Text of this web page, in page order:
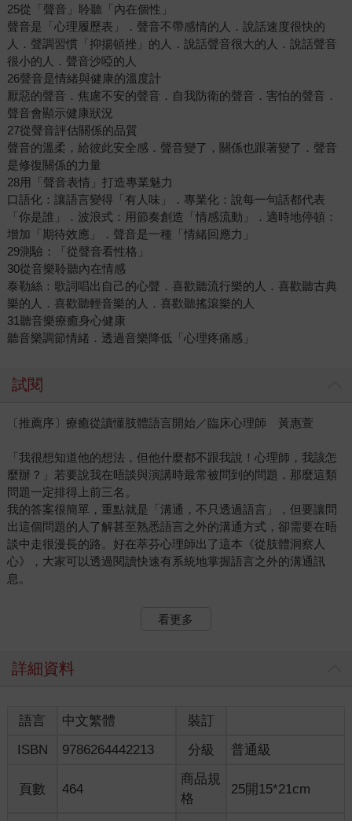
25從「聲音」聆聽「內在個性」
聲音是「心理履歷表」．聲音不帶感情的人．說話速度很快的
人．聲調習慣「抑揚頓挫」的人．說話聲音很大的人．說話聲音
很小的人．聲音沙啞的人
26聲音是情緒與健康的溫度計
厭惡的聲音．焦慮不安的聲音．自我防衛的聲音．害怕的聲音．
聲音會顯示健康狀況
27從聲音評估關係的品質
聲音的溫柔，給彼此安全感．聲音變了，關係也跟著變了．聲音
是修復關係的力量
28用「聲音表情」打造專業魅力
口語化：讓語言變得「有人味」．專業化：說每一句話都代表
「你是誰」．波浪式：用節奏創造「情感流動」．適時地停頓：
增加「期待效應」．聲音是一種「情緒回應力」
29測驗：「從聲音看性格」
30從音樂聆聽內在情感
泰勒絲：歌詞唱出自己的心聲．喜歡聽流行樂的人．喜歡聽古典
樂的人．喜歡聽輕音樂的人．喜歡聽搖滾樂的人
31聽音樂療癒身心健康
聽音樂調節情緒．透過音樂降低「心理疼痛感」
試閱
〔推薦序〕療癒從讀懂肢體語言開始／臨床心理師 黃惠萱
「我很想知道他的想法，但他什麼都不跟我說！心理師，我該怎
麼辦？」若要說我在晤談與演講時最常被問到的問題，那麼這類
問題一定排得上前三名。
我的答案很簡單，重點就是「溝通，不只透過語言」，但要讓問
出這個問題的人了解甚至熟悉語言之外的溝通方式，卻需要在晤
談中走很漫長的路。好在萃芬心理師出了這本《從肢體洞察人
心》，大家可以透過閱讀快速有系統地掌握語言之外的溝通訊
息。
過去經驗限制了你的多元溝通管道
能「讀懂空氣中的氛圍」，其實是因為他們能夠接收並整合各種
那些帶著疼痛與創傷的經驗。有些人的童年都在遵守照顧者的指
視。
身心痛苦，而無法將能量用在擴大與整合不同管道的溝通訊息。
看更多
詳細資料
語言 中文繁體
裝訂
ISBN
9786264442213 分級 普通級
頁數 464
商品規
格
25開15*21cm